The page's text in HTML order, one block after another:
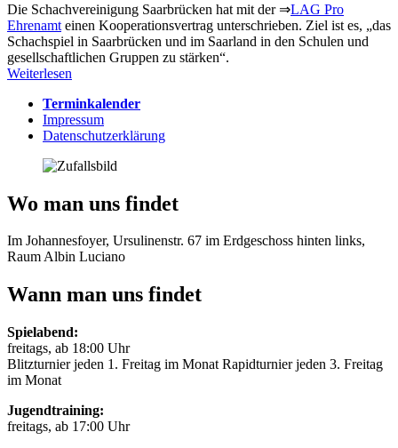
Die Schachvereinigung Saarbrücken hat mit der ⇒LAG Pro
Ehrenamt einen Kooperationsvertrag unterschrieben. Ziel ist es, „das
Schachspiel in Saarbrücken und im Saarland in den Schulen und
gesellschaftlichen Gruppen zu stärken“.
Weiterlesen
Terminkalender
Impressum
Datenschutzerklärung
Wo man uns findet
Im Johannesfoyer, Ursulinenstr. 67 im Erdgeschoss hinten links,
Raum Albin Luciano
Wann man uns findet
Spielabend:
freitags, ab 18:00 Uhr
Blitzturnier jeden 1. Freitag im Monat Rapidturnier jeden 3. Freitag
im Monat
Jugendtraining:
freitags, ab 17:00 Uhr